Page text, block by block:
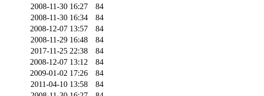
2008-11-30 16:27
84
2008-11-30 16:34
84
2008-12-07 13:57
84
2008-11-29 16:48
84
2017-11-25 22:38
84
2008-12-07 13:12
84
2009-01-02 17:26
84
2011-04-10 13:58
84